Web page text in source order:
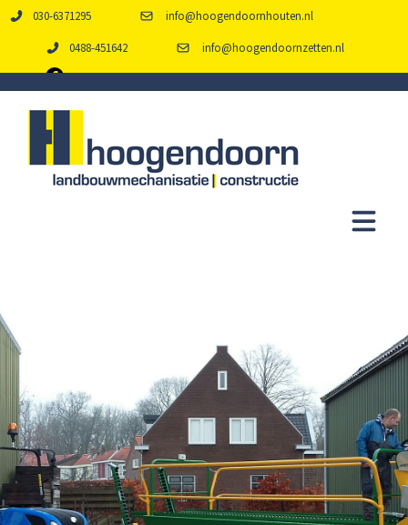
030-6371295 info@hoogendoornhouten.nl
0488-451642 info@hoogendoornzetten.nl